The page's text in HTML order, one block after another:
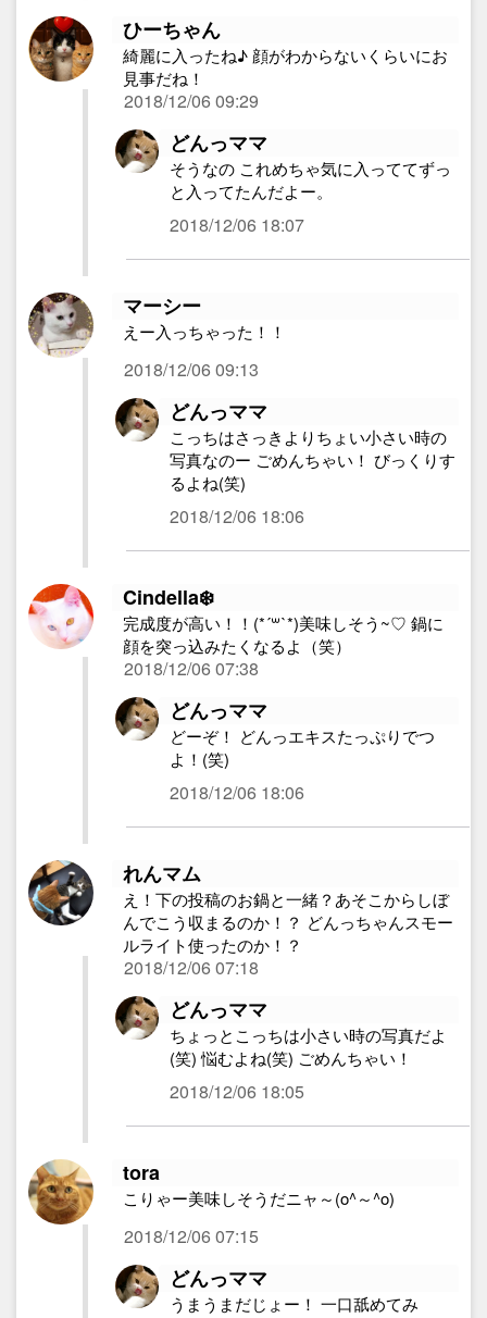
ひーちゃん
綺麗に入ったね♪ 顔がわからないくらいにお
見事だね！
2018/12/06 09:29
どんっママ
そうなの これめちゃ気に入っててずっ
と入ってたんだよー。
2018/12/06 18:07
マーシー
えー入っちゃった！！
2018/12/06 09:13
どんっママ
こっちはさっきよりちょい小さい時の
写真なのー ごめんちゃい！ びっくりす
るよね(笑)
2018/12/06 18:06
Cindella❄️
完成度が高い！！(*´꒳`*)美味しそう~♡ 鍋に
顔を突っ込みたくなるよ（笑）
2018/12/06 07:38
どんっママ
どーぞ！ どんっエキスたっぷりでつ
よ！(笑)
2018/12/06 18:06
れんマム
え！下の投稿のお鍋と一緒？あそこからしぼ
んでこう収まるのか！？ どんっちゃんスモー
ルライト使ったのか！？
2018/12/06 07:18
どんっママ
ちょっとこっちは小さい時の写真だよ
(笑) 悩むよね(笑) ごめんちゃい！
2018/12/06 18:05
tora
こりゃー美味しそうだニャ～(o^～^o)
2018/12/06 07:15
どんっママ
うまうまだじょー！ 一口舐めてみ